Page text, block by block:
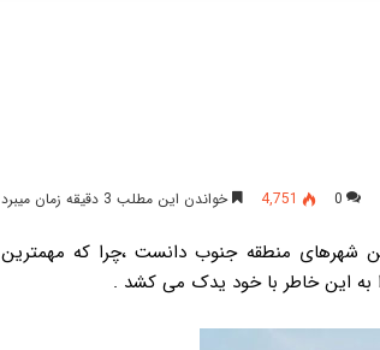
0
4,751 خواندن این مطلب 3 دقیقه زمان میبرد
شهرهای منطقه جنوب دانست ،چرا که مهمترین
به این خاطر با خود یدک می کشد .